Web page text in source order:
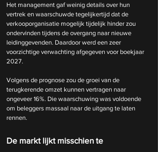
Het management gaf weinig details over hun
vertrek en waarschuwde tegelijkertijd dat de
verkooporganisatie mogelijk tijdelijk hinder zou
ondervinden tijdens de overgang naar nieuwe
leidinggevenden. Daardoor werd een zeer
voorzichtige verwachting afgegeven voor boekjaar
2027.
Volgens de prognose zou de groei van de
terugkerende omzet kunnen vertragen naar
ongeveer 16%. Die waarschuwing was voldoende
om beleggers massaal naar de uitgang te laten
rennen.
De markt lijkt misschien te